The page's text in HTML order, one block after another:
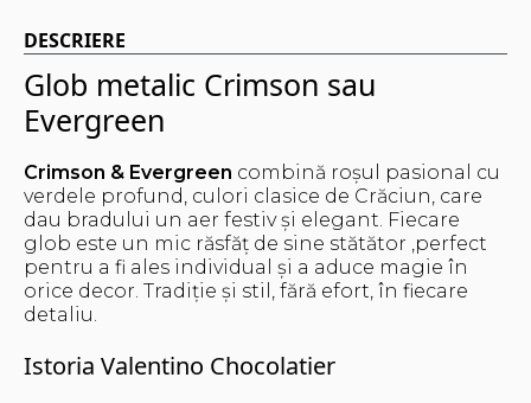
DESCRIERE
Glob metalic Crimson sau
Evergreen
Crimson & Evergreen combină roșul pasional cu
verdele profund, culori clasice de Crăciun, care
dau bradului un aer festiv și elegant. Fiecare
glob este un mic răsfăț de sine stătător ,perfect
pentru a fi ales individual și a aduce magie în
orice decor. Tradiție și stil, fără efort, în fiecare
detaliu.
Istoria Valentino Chocolatier